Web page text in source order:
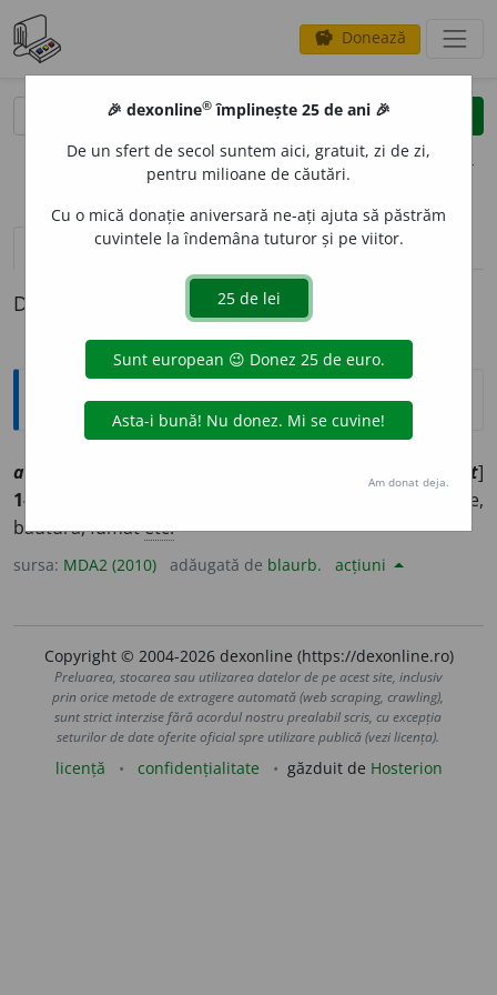
savings Donează
clear
opțiuni
definiții (1) pronunțievolume_up (2)
Definiția cu ID-ul 1005283:
Explicative DEX
abstin abstinent]
1-2
(Persoană) care își impune restricții la mâncare,
băutură, fumatetc.
sursa: MDA2 (2010) adăugată de blaurb. acțiuni
Copyright © 2004-2026 dexonline (https://dexonline.ro)
Preluarea, stocarea sau utilizarea datelor de pe acest site, inclusiv
prin orice metode de extragere automată (web scraping, crawling),
sunt strict interzise fără acordul nostru prealabil scris, cu excepția
seturilor de date oferite oficial spre utilizare publică (vezi licența).
licență confidențialitate găzduit de Hosterion
🎉 dexonline® împlinește 25 de ani 🎉
De un sfert de secol suntem aici, gratuit, zi de zi,
pentru milioane de căutări.
Cu o mică donație aniversară ne-ați ajuta să păstrăm
cuvintele la îndemâna tuturor și pe viitor.
Am donat deja.